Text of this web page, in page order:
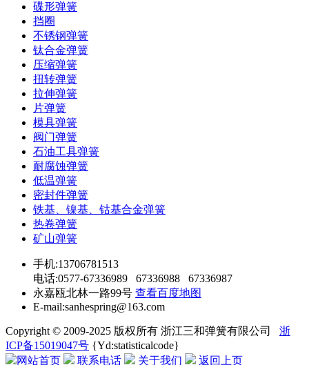
碟形弹簧
挡圈
不锈钢弹簧
钛合金弹簧
压缩弹簧
扭转弹簧
拉伸弹簧
片弹簧
模具弹簧
阀门弹簧
石油工具弹簧
耐腐蚀弹簧
低温弹簧
密封件弹簧
铁基、镍基、钴基合金弹簧
热卷弹簧
矿山弹簧
手机:13706781513
电话:0577-67336989 67336988 67336987
永嘉瓯北林一路99号 查看百度地图
E-mail:sanhespring@163.com
Copyright © 2009-2025 版权所有 浙江三和弹簧有限公司 浙
ICP备15019047号 {Yd:statisticalcode}
网站首页
联系电话 关于我们 返回上页